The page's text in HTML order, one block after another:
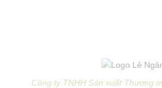
Công ty TNHH Sản xuất Thương